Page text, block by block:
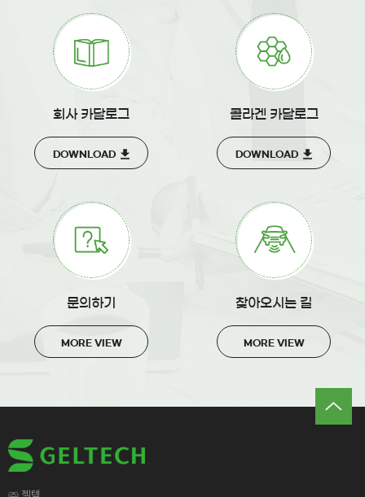
회사 카달로그
DOWNLOAD
콜라겐 카달로그
DOWNLOAD
문의하기
MORE VIEW
찾아오시는 길
MORE VIEW